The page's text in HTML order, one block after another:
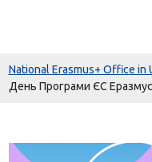
National Erasmus+ Office in
День Програми ЄС